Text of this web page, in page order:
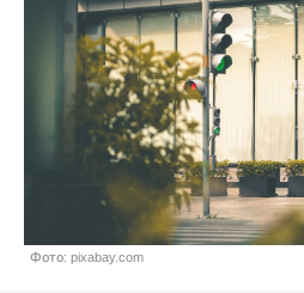
Фото: pixabay.com